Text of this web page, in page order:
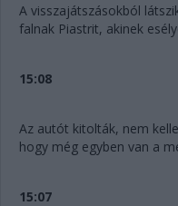
A visszajátszásokból
falnak Piastrit, akinek
15:08
Az autót kitolták, nem
hogy még egyben van a
15:07